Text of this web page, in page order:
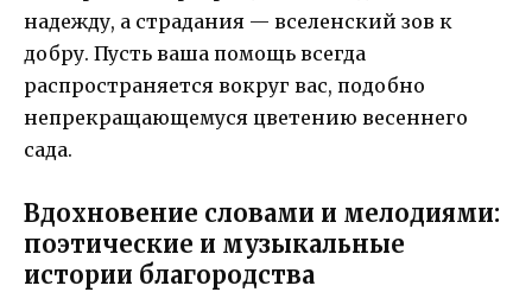
надежду, а страдания — вселенский зов к
добру. Пусть ваша помощь всегда
распространяется вокруг вас, подобно
непрекращающемуся цветению весеннего
сада.
Вдохновение словами и мелодиями:
поэтические и музыкальные
истории благородства